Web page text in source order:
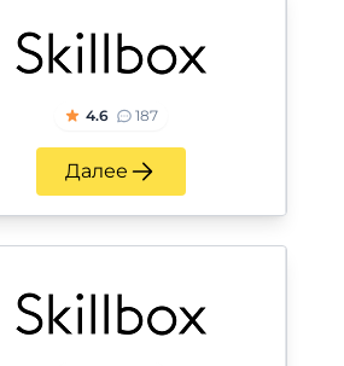
4.6 187
Далее